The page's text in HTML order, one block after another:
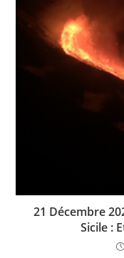
21 Décembre
Sicile :